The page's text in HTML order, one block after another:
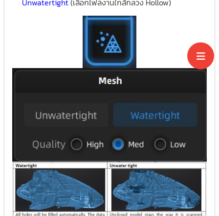
Unwatertight(เลือกไฟล์งานใกล้กลวง Hollow)